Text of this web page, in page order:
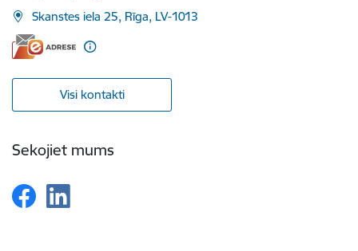
Skanstes iela 25, Rīga, LV-1013
Visi kontakti
Sekojiet mums